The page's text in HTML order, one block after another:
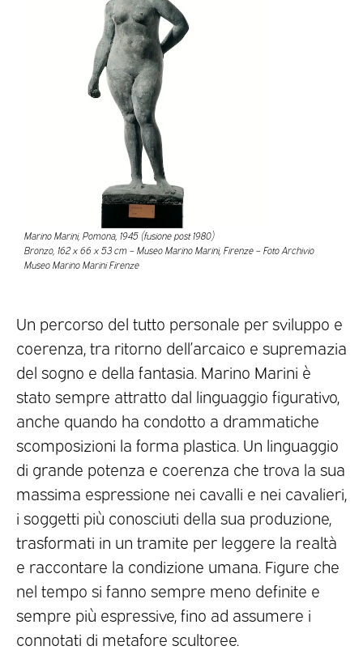
Marino Marini, Pomona, 1945 (fusione post 1980)
Bronzo, 162 x 66 x 53 cm – Museo Marino Marini, Firenze – Foto Archivio
Museo Marino Marini Firenze
Un percorso del tutto personale per sviluppo e
coerenza, tra ritorno dell’arcaico e supremazia
del sogno e della fantasia. Marino Marini è
stato sempre attratto dal linguaggio figurativo,
anche quando ha condotto a drammatiche
scomposizioni la forma plastica. Un linguaggio
di grande potenza e coerenza che trova la sua
massima espressione nei cavalli e nei cavalieri,
i soggetti più conosciuti della sua produzione,
trasformati in un tramite per leggere la realtà
e raccontare la condizione umana. Figure che
nel tempo si fanno sempre meno definite e
sempre più espressive, fino ad assumere i
connotati di metafore scultoree.